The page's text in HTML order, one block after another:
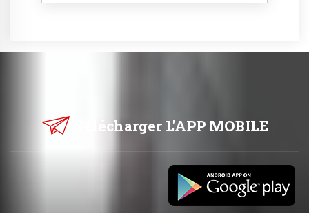
Télécharger L'APP MOBILE